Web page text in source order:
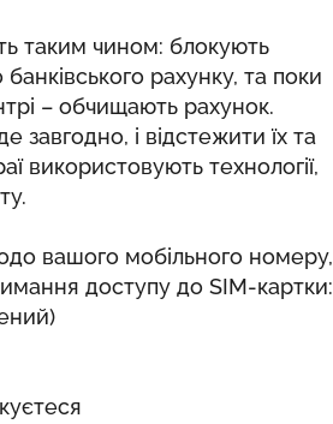
таким чином: блокують
рахунку, та поки
– обчищають рахунок.
і відстежити їх та
використовують технології,
вашого мобільного номеру,
доступу до SIM-картки: